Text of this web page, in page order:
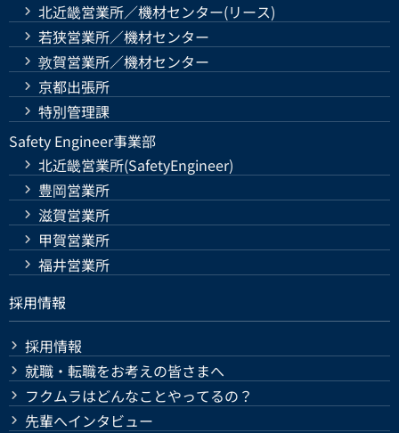
北近畿営業所／機材センター(リース)
若狭営業所／機材センター
敦賀営業所／機材センター
京都出張所
特別管理課
Safety Engineer事業部
北近畿営業所(SafetyEngineer)
豊岡営業所
滋賀営業所
甲賀営業所
福井営業所
採用情報
採用情報
就職・転職をお考えの皆さまへ
フクムラはどんなことやってるの？
先輩へインタビュー